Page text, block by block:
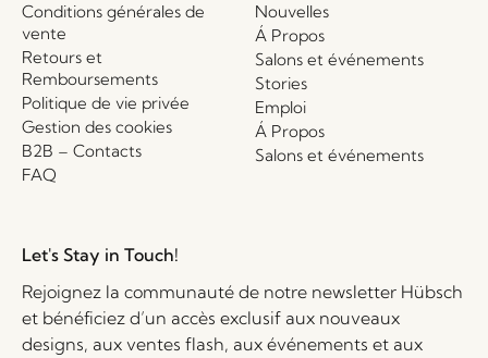
Conditions générales de
vente
Retours et
Remboursements
Politique de vie privée
Gestion des cookies
B2B – Contacts
FAQ
Nouvelles
Á Propos
Salons et événements
Stories
Emploi
Á Propos
Salons et événements
Let's Stay in Touch!
Rejoignez la communauté de notre newsletter Hübsch
et bénéficiez d’un accès exclusif aux nouveaux
designs, aux ventes flash, aux événements et aux